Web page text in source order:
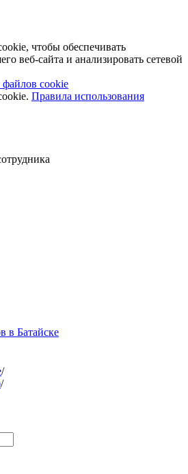
чтобы обеспечивать
веб-сайта и анализировать сетевой
файлов cookie
Правила использования
в Батайске
/
/